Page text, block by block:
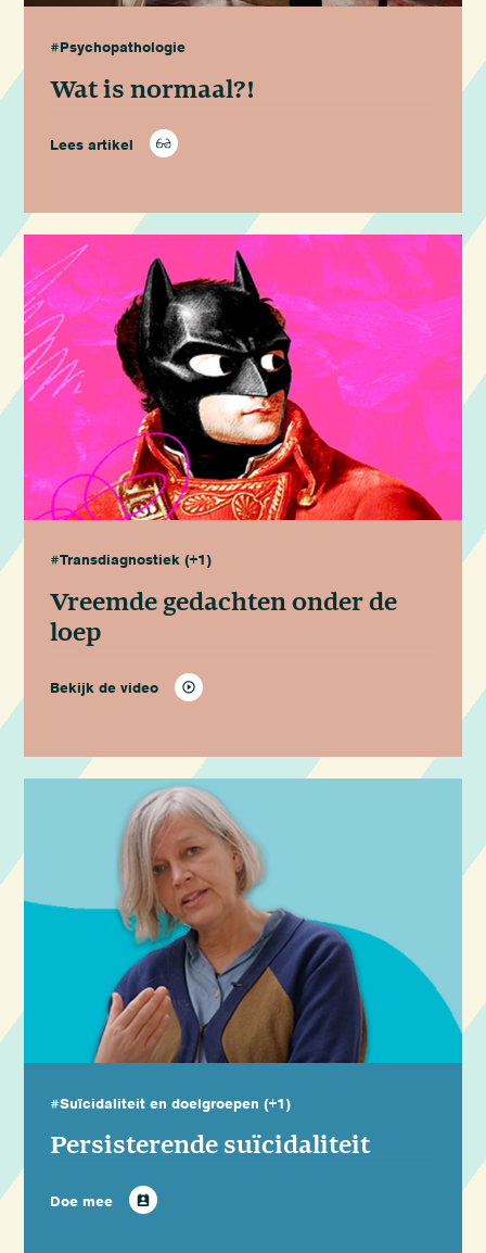
#Psychopathologie
Wat is normaal?!
Lees artikel
#Transdiagnostiek(+1)
Vreemde gedachten onder de
loep
Bekijk de video
#Suïcidaliteit en doelgroepen(+1)
Persisterende suïcidaliteit
Doe mee